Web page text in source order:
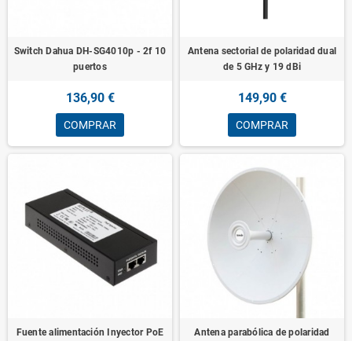
Switch Dahua DH-SG4010p - 2f 10
puertos
136,90 €
COMPRAR
Antena sectorial de polaridad dual
de 5 GHz y 19 dBi
149,90 €
COMPRAR
Fuente alimentación Inyector PoE
Antena parabólica de polaridad